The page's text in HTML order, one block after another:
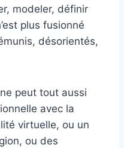
modeler, définir
plus fusionné
désorientés,
peut tout aussi
avec la
virtuelle, ou un
ou des